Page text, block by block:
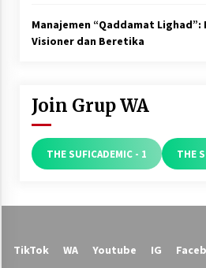
Manajemen “Qaddamat Lighad”:
Visioner dan Beretika
Join Grup WA
THE SUFICADEMIC - 1 THE
TikTok WA Youtube IG